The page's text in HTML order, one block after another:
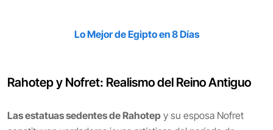
Lo Mejor de Egipto en 8 Días
Rahotep y Nofret: Realismo del Reino Antiguo
Las estatuas sedentes de Rahotep y su esposa Nofret